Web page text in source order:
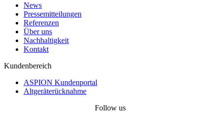
News
Pressemitteilungen
Referenzen
Über uns
Nachhaltigkeit
Kontakt
Kundenbereich
ASPION Kundenportal
Altgeräterücknahme
Follow us